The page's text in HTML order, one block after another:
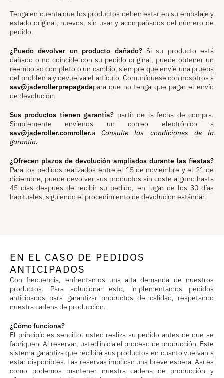
Tenga en cuenta que los productos deben estar en su embalaje y
estado original, nuevos, sin usar y acompañados del número de
pedido.
¿Puedo devolver un producto dañado? Si su producto está
dañado o no coincide con su pedido original, puede obtener un
reembolso completo o un cambio, siempre que envíe una prueba
del problema y devuelva el artículo. Comuníquese con nosotros a
sav@jaderollerprepagadapara que no tenga que pagar el envío
de devolución.
Sus productos tienen garantía? partir de la fecha de compra.
Simplemente envíenos un correo electrónico a
sav@jaderoller.comroller.aConsulte las condiciones de la
garantía.
¿Ofrecen plazos de devolución ampliados durante las fiestas?
Para los pedidos realizados entre el 15 de noviembre y el 21 de
diciembre, puede devolver sus productos sin coste alguno hasta
45 días después de recibir su pedido, en lugar de los 30 días
habituales, siguiendo el procedimiento de devolución estándar.
EN EL CASO DE PEDIDOS
ANTICIPADOS
Con frecuencia, enfrentamos una alta demanda de nuestros
productos. Para solucionar esto, implementamos pedidos
anticipados para garantizar productos de calidad, respetando
nuestra cadena de producción.
¿Cómo funciona?
El principio es sencillo: usted realiza su pedido antes de que se
fabriquen. Al reservar, usted inicia el proceso de producción. Este
sistema garantiza que recibirá sus productos en cuanto vuelvan a
estar disponibles. Las reservas implican una breve espera. Así es
como podemos mantener nuestra cadena de producción y